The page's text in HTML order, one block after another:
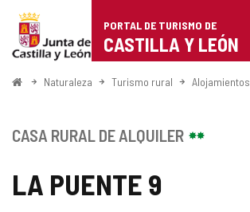
Portal
de
Turismo
Castilla
León
PORTAL DE TURISMO DE
CASTILLA Y LEÓN
InicioNaturaleza Turismo rural Alojamientos
LA PUENTE 9
CASA RURAL DE ALQUILER